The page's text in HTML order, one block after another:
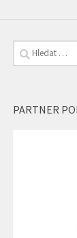
Vyhledávání
PARTNER